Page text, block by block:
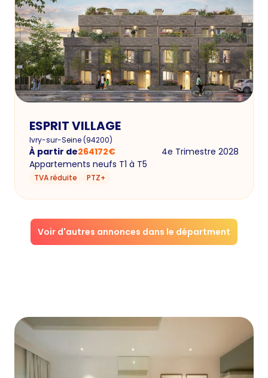
ESPRIT VILLAGE
Ivry-sur-Seine(94200)
À partir de264172€
4e Trimestre 2028
Appartements neufs T1 à T5
TVA réduite PTZ+
Voir d'autres annonces dans le départment